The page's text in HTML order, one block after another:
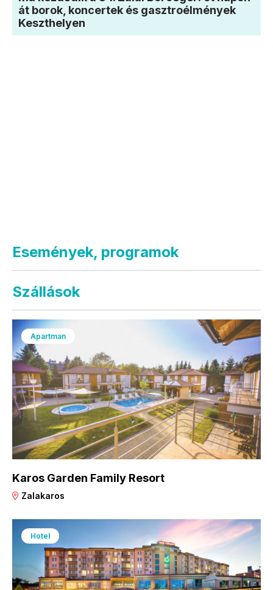
át borok, koncertek és gasztroélmények
Keszthelyen
Események, programok
Szállások
Apartman
Karos Garden Family Resort
Zalakaros
Hotel